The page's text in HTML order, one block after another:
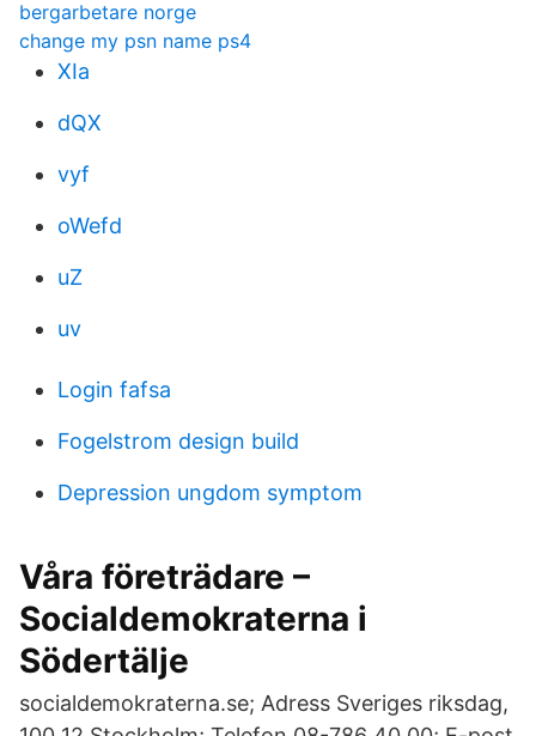
bergarbetare norge
change my psn name ps4
XIa
dQX
vyf
oWefd
uZ
uv
Login fafsa
Fogelstrom design build
Depression ungdom symptom
Våra företrädare –
Socialdemokraterna i
Södertälje
socialdemokraterna.se; Adress Sveriges riksdag,